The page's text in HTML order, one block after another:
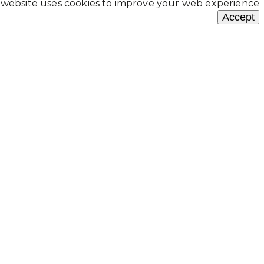
uses cookies to improve your web experience.
Accept